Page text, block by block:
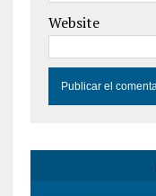
Website